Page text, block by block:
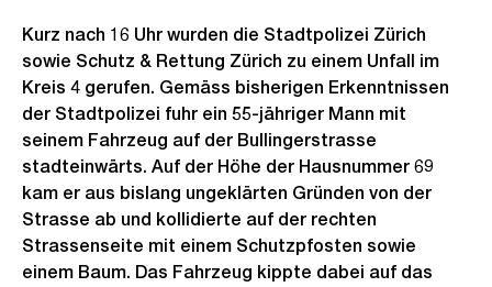
Kurz nach 16 Uhr wurden die Stadtpolizei Zürich
sowie Schutz & Rettung Zürich zu einem Unfall im
Kreis 4 gerufen. Gemäss bisherigen Erkenntnissen
der Stadtpolizei fuhr ein 55-jähriger Mann mit
seinem Fahrzeug auf der Bullingerstrasse
stadteinwärts. Auf der Höhe der Hausnummer 69
kam er aus bislang ungeklärten Gründen von der
Strasse ab und kollidierte auf der rechten
Strassenseite mit einem Schutzpfosten sowie
einem Baum. Das Fahrzeug kippte dabei auf das